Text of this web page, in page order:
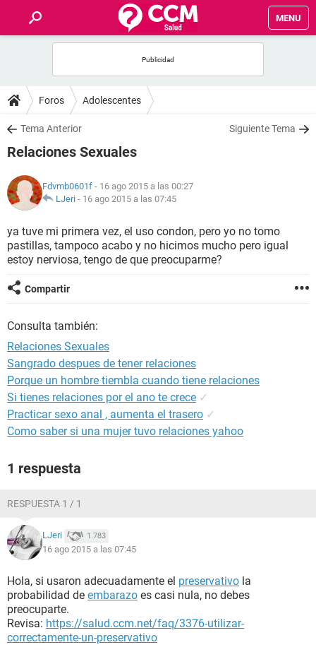
MENU
FOROS
SALUD
NUTRICIÓN
BIENESTAR
Foros Adolescentes
Tema Anterior Siguiente Tema
Relaciones Sexuales
Fdvmb0601f - 16 ago 2015 a las 00:27
LJeri - 16 ago 2015 a las 07:45
ya tuve mi primera vez, el uso condon, pero yo no tomo
pastillas, tampoco acabo y no hicimos mucho pero igual
estoy nerviosa, tengo de que preocuparme?
Compartir
Consulta también:
Relaciones Sexuales
Sangrado despues de tener relaciones
Porque un hombre tiembla cuando tiene relaciones
Si tienes relaciones por el ano te crece ✓
Practicar sexo anal , aumenta el trasero ✓
Como saber si una mujer tuvo relaciones yahoo
1 respuesta
RESPUESTA 1 / 1
LJeri 1.783
16 ago 2015 a las 07:45
Hola, si usaron adecuadamente el preservativo la
probabilidad de embarazo es casi nula, no debes
preocuparte.
Revisa: https://salud.ccm.net/faq/3376-utilizar-
correctamente-un-preservativo